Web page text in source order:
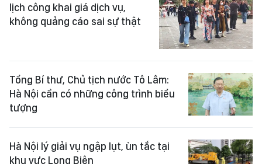
lịch công khai giá dịch vụ,
không quảng cáo sai sự thật
Tổng Bí thư, Chủ tịch nước Tô Lâm:
Hà Nội cần có những công trình biểu
tượng
Hà Nội lý giải vụ ngập lụt, ùn tắc tại
khu vực Long Biên